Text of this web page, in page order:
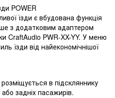
POWER
їзди є вбудована функція
з додатковим адаптером
CraftAudio PWR-XX-YY. У меню
їзди від найекономічнішої
в підскляннику
задніх пасажирів.